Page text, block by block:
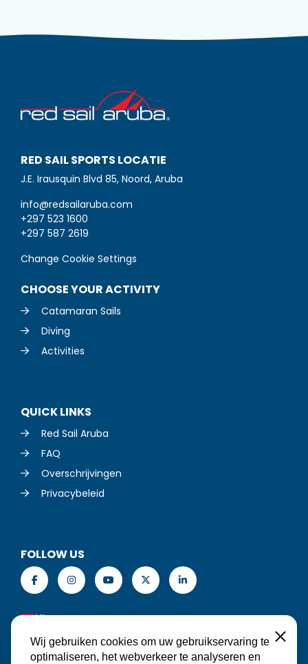
RED SAIL SPORTS LOCATIE
J.E. Irausquin Blvd 85, Noord, Aruba
info@redsailaruba.com
+297 523 1600
+297 587 2619
Change Cookie Settings
CHOOSE YOUR ACTIVITY
Catamaran Sails
Diving
Activities
QUICK LINKS
Red Sail Aruba
FAQ
Overschrijvingen
Privacybeleid
FOLLOW US
NL
Wij gebruiken cookies om uw gebruikservaring te
optimaliseren, het webverkeer te analyseren en
Sluiten